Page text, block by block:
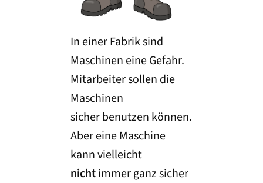
In einer Fabrik sind
Maschinen eine Gefahr.
Mitarbeiter sollen die
Maschinen
sicher benutzen können.
Aber eine Maschine
kann vielleicht
nichtimmer ganz sicher